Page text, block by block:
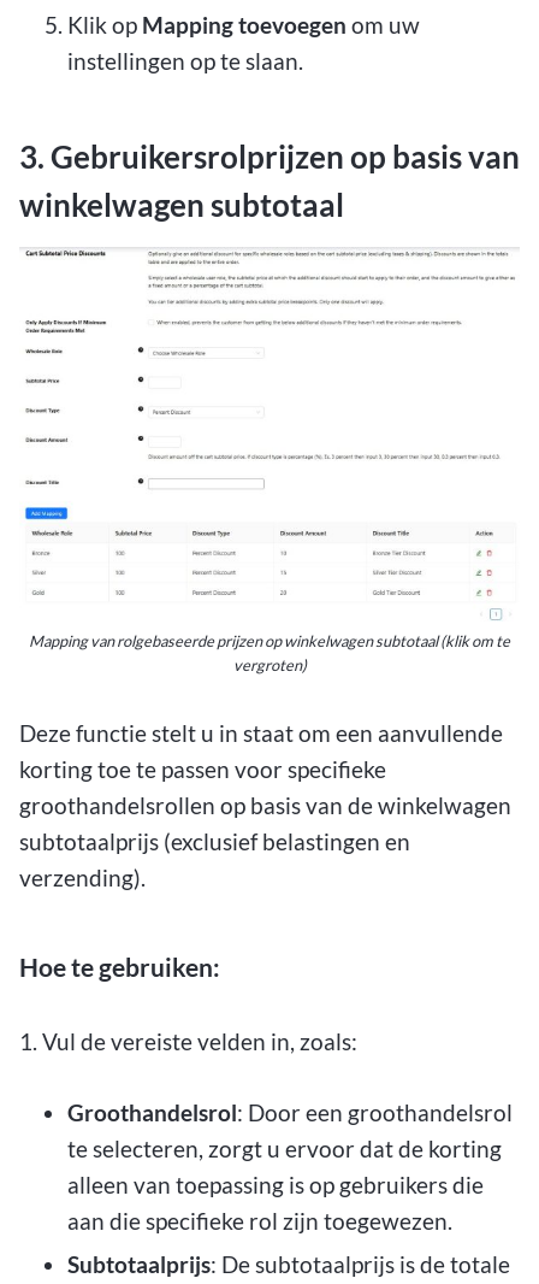
Klik op Mapping toevoegen om uw
instellingen op te slaan.
3. Gebruikersrolprijzen op basis van
winkelwagen subtotaal
Mapping van rolgebaseerde prijzen op winkelwagen subtotaal (klik om te
vergroten)
Deze functie stelt u in staat om een aanvullende
korting toe te passen voor specifieke
groothandelsrollen op basis van de winkelwagen
subtotaalprijs (exclusief belastingen en
verzending).
Hoe te gebruiken:
1. Vul de vereiste velden in, zoals:
Groothandelsrol: Door een groothandelsrol
te selecteren, zorgt u ervoor dat de korting
alleen van toepassing is op gebruikers die
aan die specifieke rol zijn toegewezen.
Subtotaalprijs: De subtotaalprijs is de totale